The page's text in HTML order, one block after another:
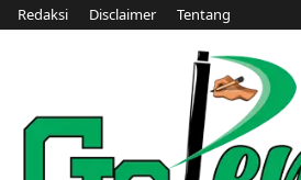
Redaksi Disclaimer Tentang